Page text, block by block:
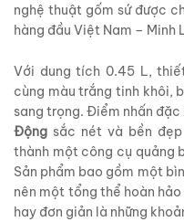
nghệ thuật gốm sứ được
hàng đầu Việt Nam – Minh
Với dung tích 0.45 L,
cùng màu trắng tinh khôi,
sang trọng. Điểm nhấn
Động sắc nét và bền
thành một công cụ quảng
Sản phẩm bao gồm một
nên một tổng thể hoàn
hay đơn giản là những